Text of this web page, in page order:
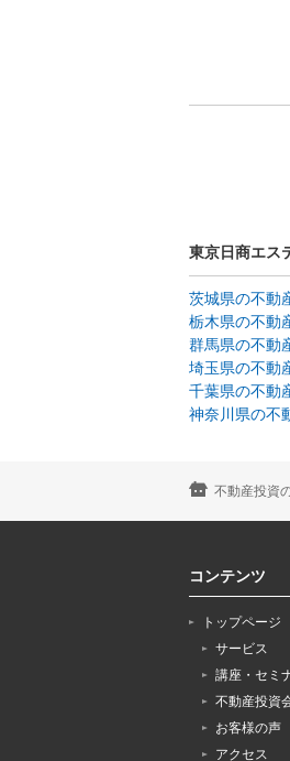
東京日商エス
茨城県の不動
栃木県の不動
群馬県の不動
埼玉県の不動
千葉県の不動
神奈川県の不
不動産投資
コンテンツ
トップページ
サービス
講座・セミ
不動産投資
お客様の声
アクセス